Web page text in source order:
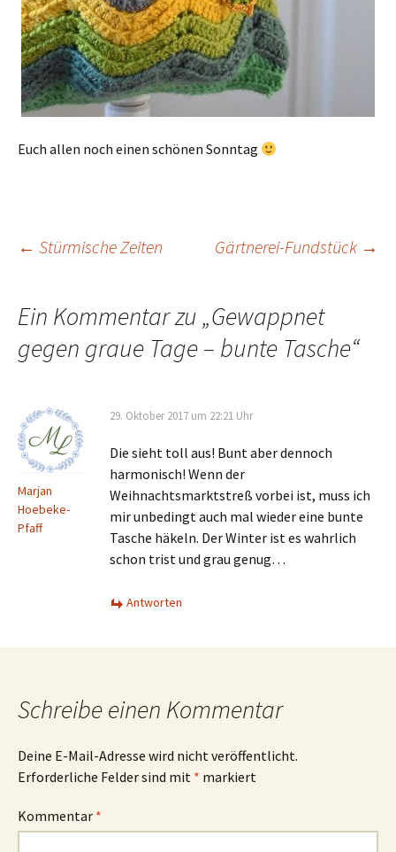
Euch allen noch einen schönen Sonntag
Beitragsnavigation
← Stürmische Zeiten Gärtnerei-Fundstück →
Ein Kommentar zu „Gewappnet
gegen graue Tage – bunte Tasche“
Marjan
Hoebeke-
Pfaff
29. Oktober 2017 um 22:21 Uhr
Die sieht toll aus! Bunt aber dennoch
harmonisch! Wenn der
Weihnachtsmarktstreß vorbei ist, muss ich
mir unbedingt auch mal wieder eine bunte
Tasche häkeln. Der Winter ist es wahrlich
schon trist und grau genug…
Antworten
Schreibe einen Kommentar
Deine E-Mail-Adresse wird nicht veröffentlicht.
Erforderliche Felder sind mit * markiert
Kommentar *